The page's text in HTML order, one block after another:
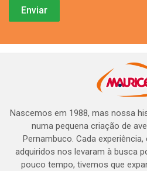
Nascemos em 1988, mas nossa
numa pequena criação de
Pernambuco. Cada
adquiridos nos levaram à busca
pouco tempo, tivemos que